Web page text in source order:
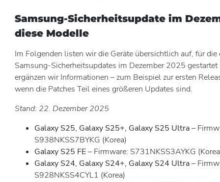
Samsung-Sicherheitsupdate im
diese Modelle
Im Folgenden listen wir die Geräte übersichtlich auf, für
Samsung-Sicherheitsupdates im Dezember 2025
ergänzen wir Informationen – zum Beispiel zur ersten
wenn die Patches Teil eines größeren Updates sind.
Stand: 22. Dezember 2025
Galaxy S25, Galaxy S25+, Galaxy S25 Ultra–
S938NKSS7BYKG (Korea)
Galaxy S25 FE– Firmware: S731NKSS3AYKG
Galaxy S24, Galaxy S24+, Galaxy S24 Ultra–
S928NKSS4CYL1 (Korea)